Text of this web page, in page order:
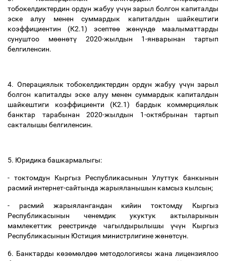
тобокелдиктердин ордун жабуу үчүн зарыл болгон капиталды
эске алуу менен суммардык капиталдын шайкештиги
коэффициентин (К2.1) эсептөөжөнүндө маалыматтарды
сунуштоо мөөнөтү2020-жылдын 1-январынан тартып
белгиленсин.
4. Операциялык тобокелдиктердин ордун жабуу үчүн зарыл
болгон капиталды эске алуу менен суммардык капиталдын
шайкештиги коэффициенти (К2.1) бардык коммерциялык
банктар тарабынан 2020-жылдын 1-октябрынан тартып
сакталышы белгиленсин.
5. Юридика башкармалыгы:
- токтомдун Кыргыз Республикасынын Улуттук банкынын
расмий интернет-сайтында жарыяланышын камсыз кылсын;
- расмий жарыялангандан кийин токтомду Кыргыз
Республикасынын ченемдик укуктук актыларынын
мамлекеттик реестринде чагылдырылышы үчүн Кыргыз
Республикасынын Юстиция министрлигине жөнөтсүн.
6. Банктарды көзөмөлдөө методологиясы жана лицензиялоо